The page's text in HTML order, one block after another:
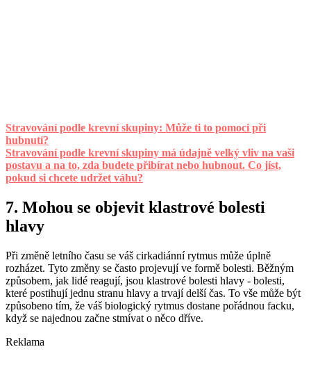
Stravování podle krevní skupiny: Může ti to pomoci při
hubnutí?
Stravování podle krevní skupiny má údajně velký vliv na vaši
postavu a na to, zda budete přibírat nebo hubnout. Co jíst,
pokud si chcete udržet váhu?
7. Mohou se objevit klastrové bolesti
hlavy
Při změně letního času se váš cirkadiánní rytmus může úplně
rozházet. Tyto změny se často projevují ve formě bolesti. Běžným
způsobem, jak lidé reagují, jsou klastrové bolesti hlavy - bolesti,
které postihují jednu stranu hlavy a trvají delší čas. To vše může být
způsobeno tím, že váš biologický rytmus dostane pořádnou facku,
když se najednou začne stmívat o něco dříve.
Reklama